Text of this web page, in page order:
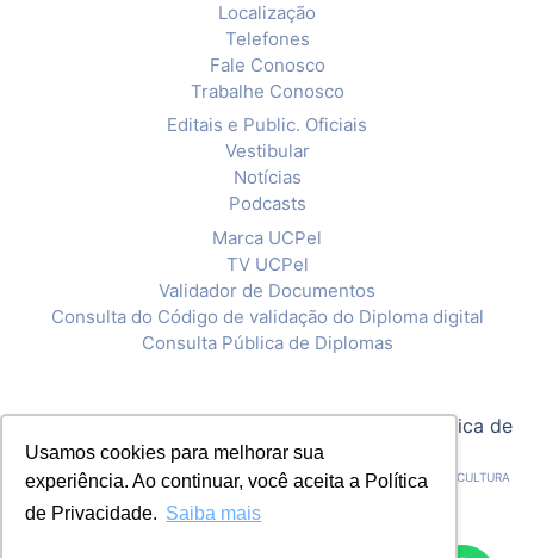
Usamos cookies para melhorar sua
experiência. Ao continuar, você aceita a Política
de Privacidade. Saiba mais
Localização
Telefones
Fale Conosco
Trabalhe Conosco
Editais e Public. Oficiais
Vestibular
Notícias
Podcasts
Marca UCPel
TV UCPel
Validador de Documentos
Consulta do Código de validação do Diploma digital
Consulta Pública de Diplomas
Política de
Privacidade
CNPJ: 92.238.914/0001-03 - ASSOCIAÇÃO PELOTENSE DE ASSISTÊNCIA E CULTURA